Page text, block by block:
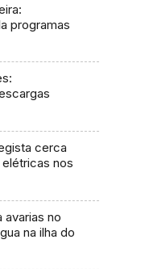
programas
cerca
nos
no
na ilha do